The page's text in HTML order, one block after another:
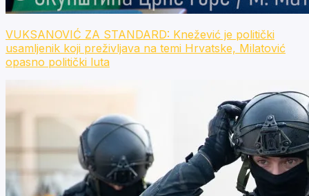
VUKSANOVIĆ ZA STANDARD: Knežević je politički
usamljenik koji preživljava na temi Hrvatske, Milatović
opasno politički luta